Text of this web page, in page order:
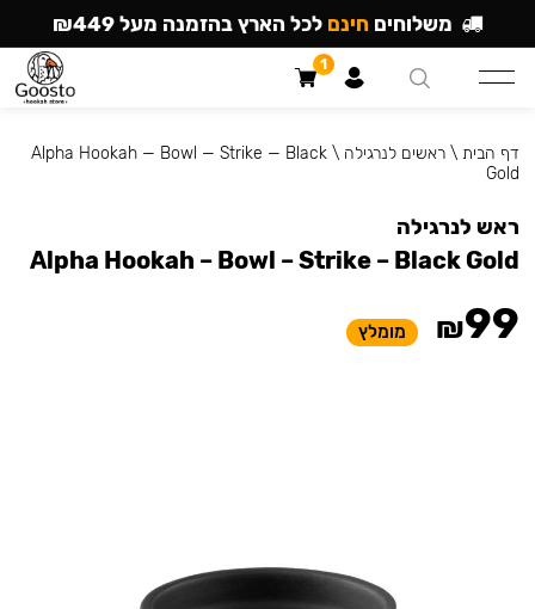
דף הבית \ראשים לנרגילה \
Alpha Hookah — Bowl — Strike — Black
Gold
ראש לנרגילה
Alpha Hookah – Bowl – Strike – Black Gold
₪99 מומלץ
משלוחים חינם לכל הארץ בהזמנה מעל ₪449
1